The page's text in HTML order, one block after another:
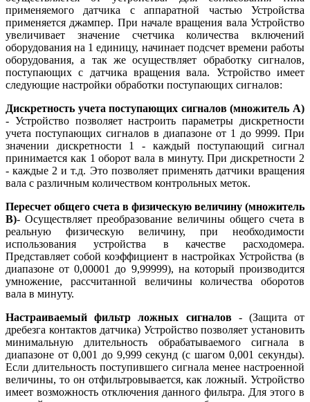
применяемого датчика с аппаратной частью Устройства
применяется джампер. При начале вращения вала Устройство
увеличивает значение счетчика количества включений
оборудования на 1 единицу, начинает подсчет времени работы
оборудования, а так же осуществляет обработку сигналов,
поступающих с датчика вращения вала. Устройство имеет
следующие настройки обработки поступающих сигналов:
Дискретность учета поступающих сигналов (множитель А)
- Устройство позволяет настроить параметры дискретности
учета поступающих сигналов в диапазоне от 1 до 9999. При
значении дискретности 1 - каждый поступающий сигнал
принимается как 1 оборот вала в минуту. При дискретности 2
- каждые 2 и т.д. Это позволяет применять датчики вращения
вала с различным количеством контрольных меток.
Пересчет общего счета в физическую величину (множитель
B)- Осуществляет преобразование величины общего счета в
реальную физическую величину, при необходимости
использования устройства в качестве расходомера.
Представляет собой коэффициент в настройках Устройства (в
диапазоне от 0,00001 до 9,99999), на который производится
умножение, рассчитанной величины количества оборотов
вала в минуту.
Настраиваемый фильтр ложных сигналов- (Защита от
дребезга контактов датчика) Устройство позволяет установить
минимальную длительность обрабатываемого сигнала в
диапазоне от 0,001 до 9,999 секунд (с шагом 0,001 секунды).
Если длительность поступившего сигнала менее настроенной
величины, то он отфильтровывается, как ложный. Устройство
имеет возможность отключения данного фильтра. Для этого в